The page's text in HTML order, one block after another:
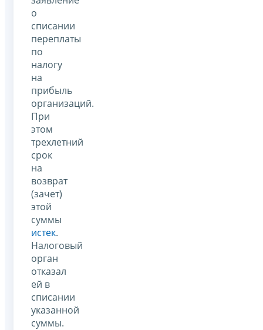
о
списании
переплаты
по
налогу
на
прибыль
организаций.
При
этом
трехлетний
срок
на
возврат
(зачет)
этой
суммы
истек.
Налоговый
орган
отказал
ей в
списании
указанной
суммы.